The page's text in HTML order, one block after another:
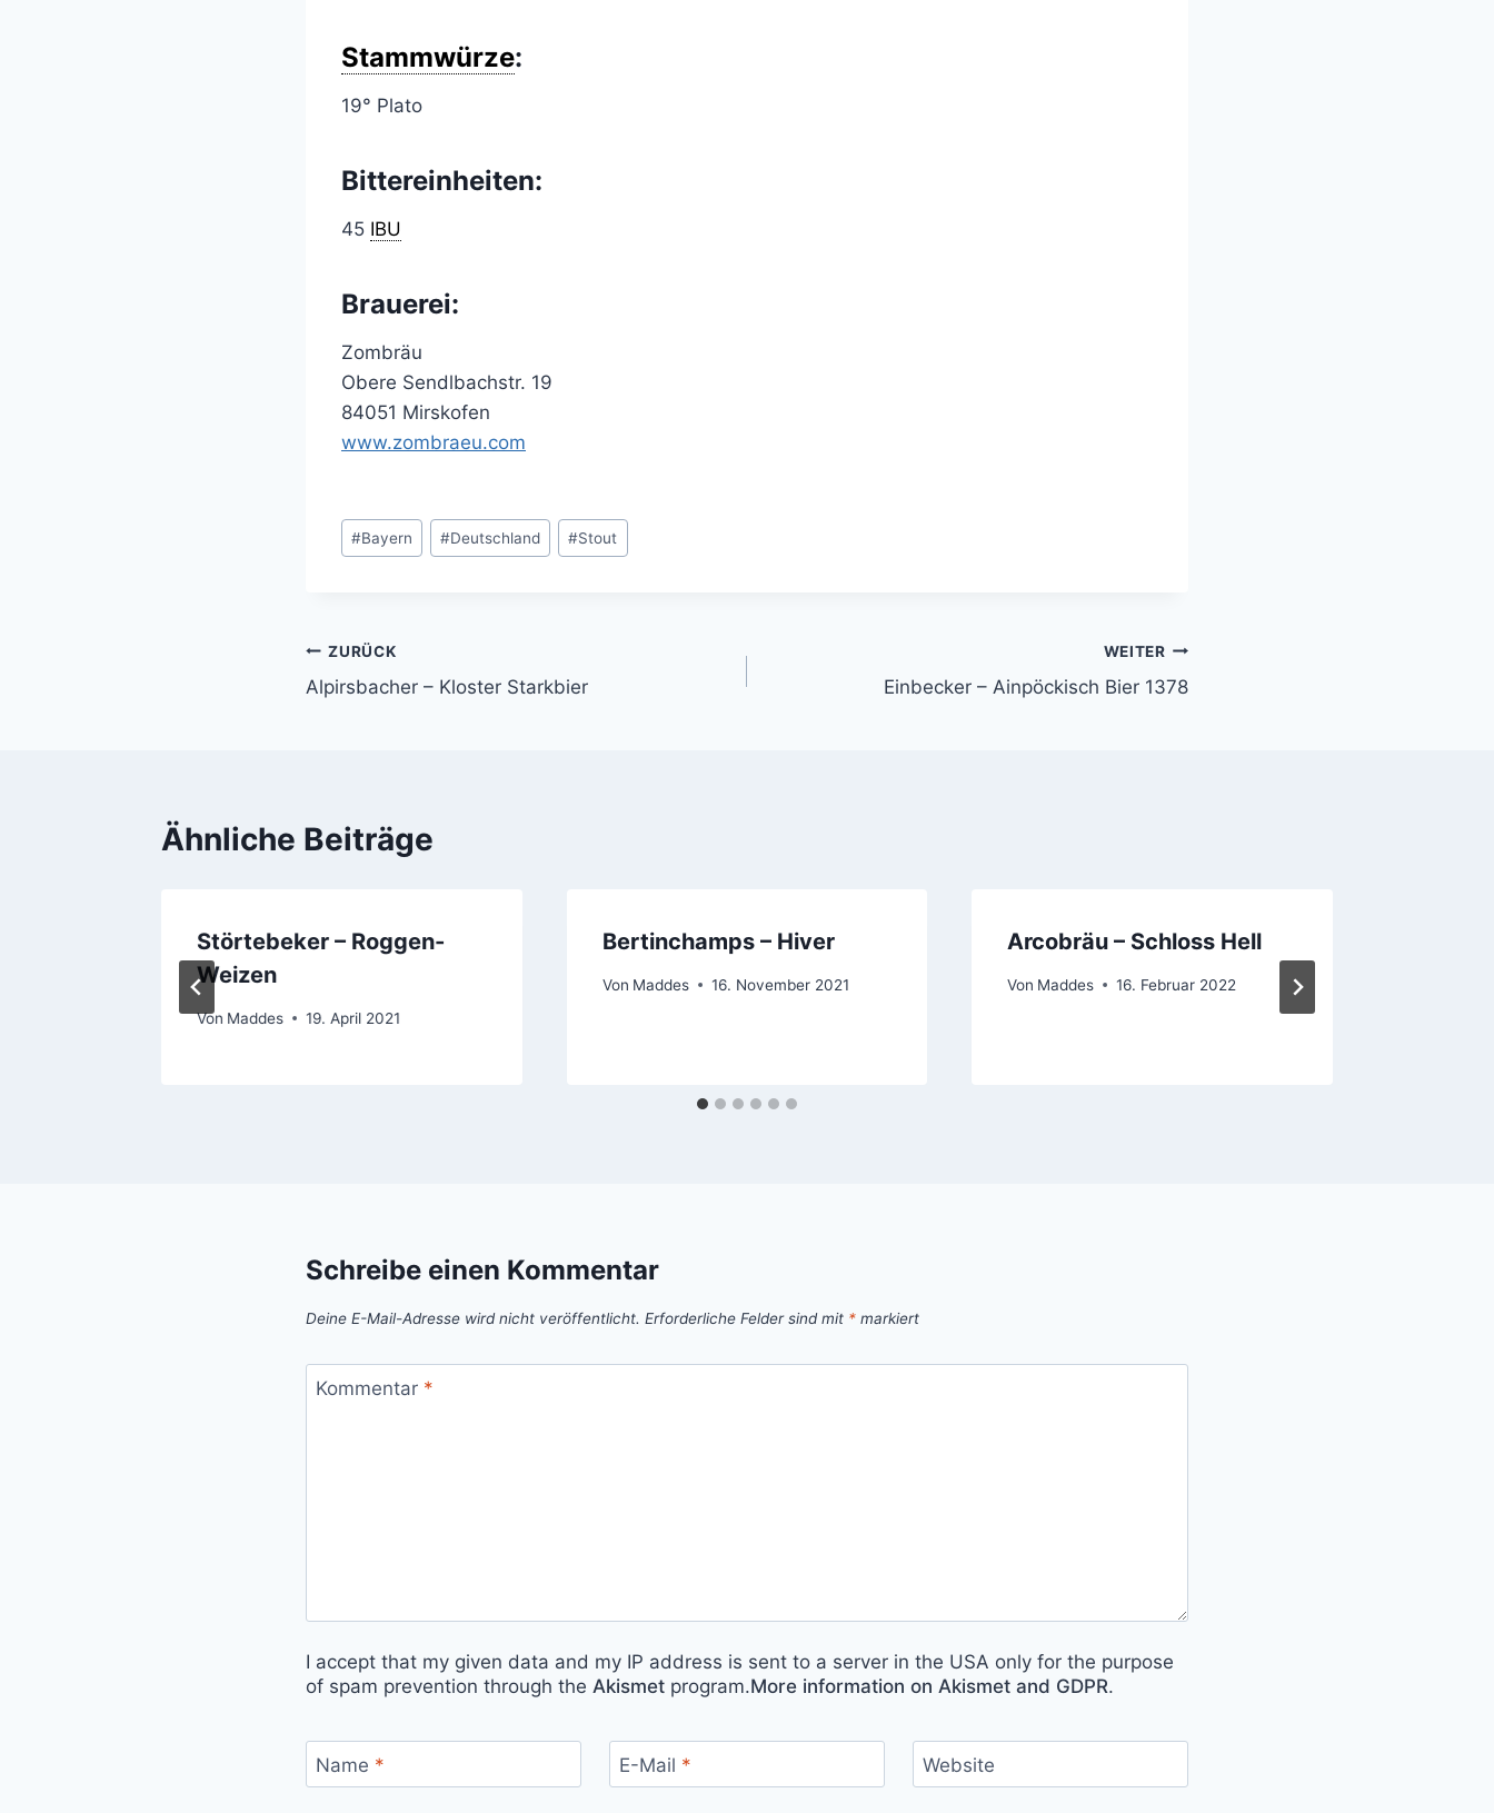
Stammwürze:
19° Plato
Bittereinheiten:
45 IBU
Brauerei:
Zombräu
Obere Sendlbachstr. 19
84051 Mirskofen
www.zombraeu.com
Schlagworte:
#Bayern #Deutschland #Stout
Beitragsnavigation
ZURÜCK
Alpirsbacher – Kloster Starkbier
WEITER
Einbecker – Ainpöckisch Bier 1378
Ähnliche Beiträge
Störtebeker – Roggen-
Weizen
Von Maddes 19. April 2021
Bertinchamps – Hiver
Von Maddes 16. November 2021
Arcobräu – Schloss Hell
Von Maddes 16. Februar 2022
Schreibe einen Kommentar
Deine E-Mail-Adresse wird nicht veröffentlicht. Erforderliche Felder sind mit * markiert
Kommentar *
I accept that my given data and my IP address is sent to a server in the USA only for the purpose
of spam prevention through the Akismet program.More information on Akismet and GDPR.
Name * E-Mail * Website